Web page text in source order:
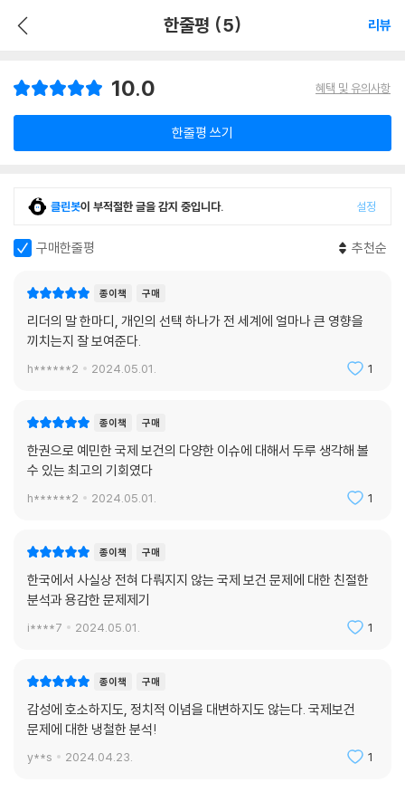
한줄평 (5) 리뷰
10.0 혜택 및 유의사항
한줄평 쓰기
클린봇이 부적절한 글을 감지 중입니다. 설정
구매한줄평 추천순
종이책 구매
리더의 말 한마디, 개인의 선택 하나가 전 세계에 얼마나 큰 영향을
끼치는지 잘 보여준다.
h******2 2024.05.01. 1
종이책 구매
한권으로 예민한 국제 보건의 다양한 이슈에 대해서 두루 생각해 볼
수 있는 최고의 기회였다
h******2 2024.05.01. 1
종이책 구매
한국에서 사실상 전혀 다뤄지지 않는 국제 보건 문제에 대한 친절한
분석과 용감한 문제제기
i****7 2024.05.01. 1
종이책 구매
감성에 호소하지도, 정치적 이념을 대변하지도 않는다. 국제보건
문제에 대한 냉철한 분석!
y**s 2024.04.23. 1